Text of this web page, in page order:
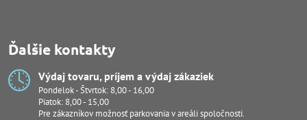
Ďalšie kontakty
Výdaj tovaru, príjem a výdaj zákaziek
Pondelok - Štvrtok: 8,00 - 16,00
Piatok: 8,00 - 15,00
Pre zákazníkov možnosť parkovania v areáli spoločnosti.